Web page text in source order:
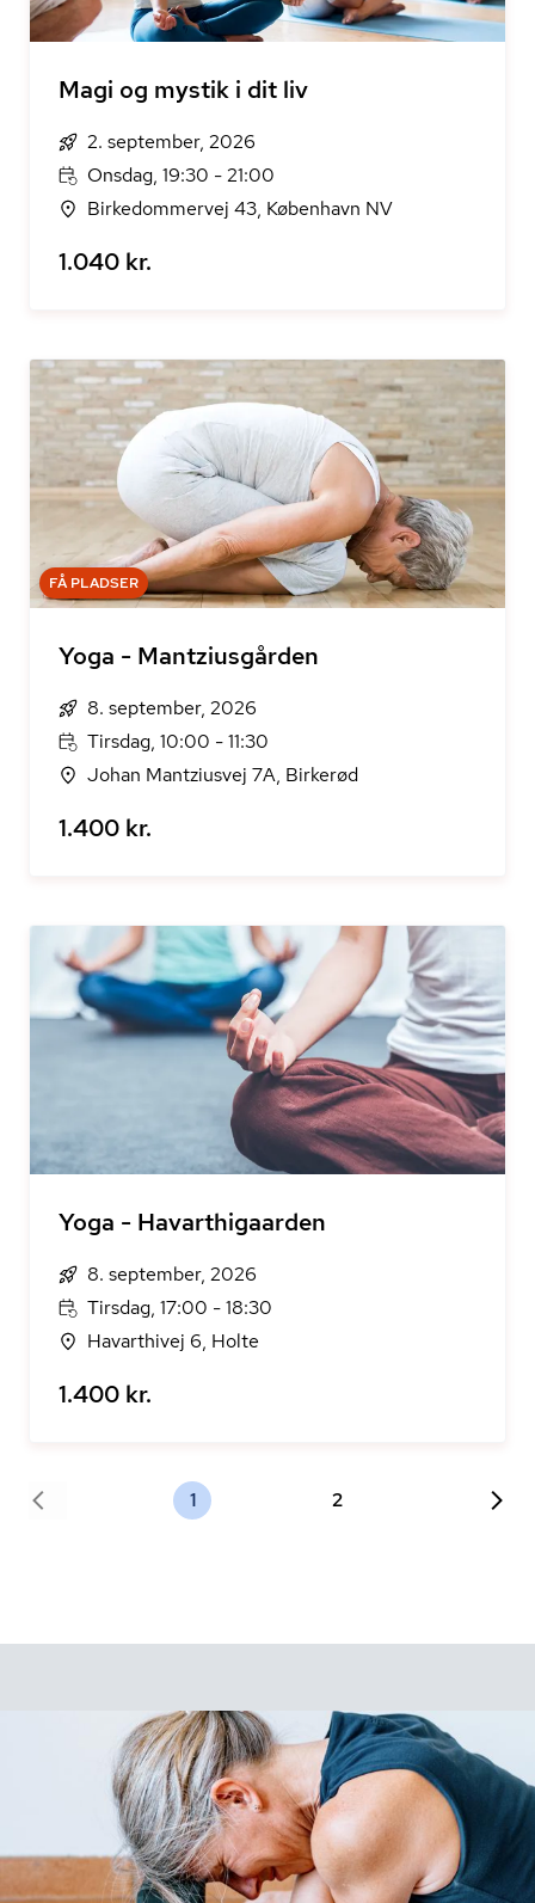
Magi og mystik i dit liv
2. september, 2026
Onsdag, 19:30 - 21:00
Birkedommervej 43, København NV
1.040 kr.
FÅ PLADSER
Yoga - Mantziusgården
8. september, 2026
Tirsdag, 10:00 - 11:30
Johan Mantziusvej 7A, Birkerød
1.400 kr.
Yoga - Havarthigaarden
8. september, 2026
Tirsdag, 17:00 - 18:30
Havarthivej 6, Holte
1.400 kr.
1 2